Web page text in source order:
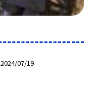
2024/07/19